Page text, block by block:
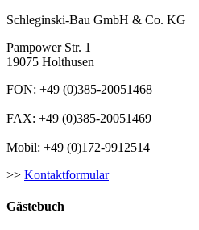
Schleginski-Bau GmbH & Co. KG
Pampower Str. 1
19075 Holthusen
FON: +49 (0)385-20051468
FAX: +49 (0)385-20051469
Mobil: +49 (0)172-9912514
>> Kontaktformular
Gästebuch